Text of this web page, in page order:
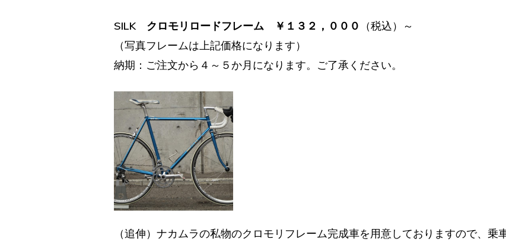
SILK クロモリロードフレーム ￥１３２，０００
（税込）～
（写真フレームは上記価格になります）
納期：ご注文から４～５か月になります。ご了承ください。
（追伸）ナカムラの私物のクロモリフレーム完成車を用意しておりますので、乗